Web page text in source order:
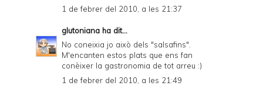
1 de febrer del 2010, a les 21:37
glutoniana ha dit...
No coneixia jo això dels "salsafins".
M'encanten estos plats que ens fan
conèixer la gastronomia de tot arreu :)
1 de febrer del 2010, a les 21:49